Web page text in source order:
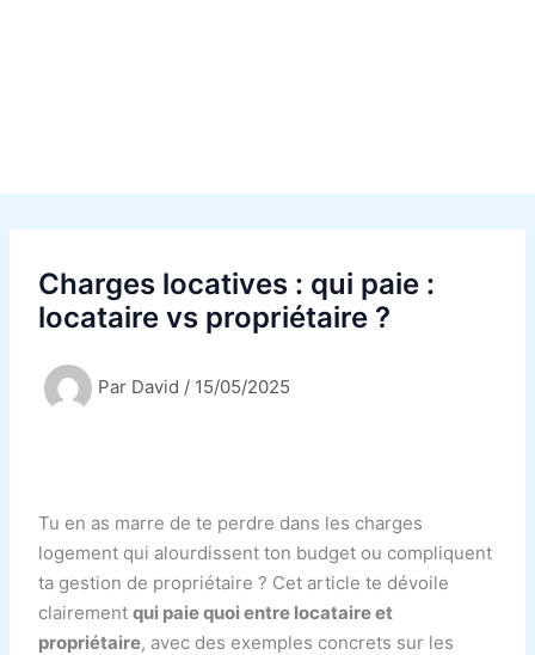
Charges locatives : qui paie :
locataire vs propriétaire ?
Par David / 15/05/2025
Tu en as marre de te perdre dans les charges
logement qui alourdissent ton budget ou compliquent
ta gestion de propriétaire ? Cet article te dévoile
clairementqui paie quoi entre locataire et
propriétaire, avec des exemples concrets sur les